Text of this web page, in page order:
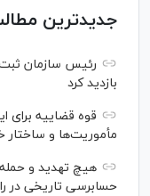
جدیدترین
رئیس سازمان ثبت
بازدید کرد
قوه قضاییه برای
مأموریت‌ها و ساختار
هیچ تهدید و
حسابرسی تاریخی در